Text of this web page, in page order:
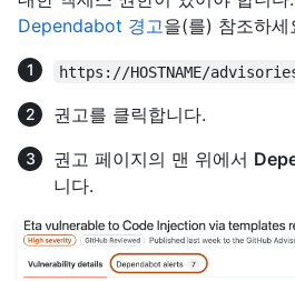
Dependabot 경고을(를) 참조하세
https://HOSTNAME/
권고를 클릭합니다.
권고 페이지의 맨 위에서
니다.